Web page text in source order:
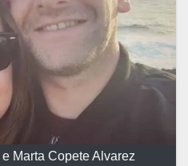
Marta Copete Alvarez